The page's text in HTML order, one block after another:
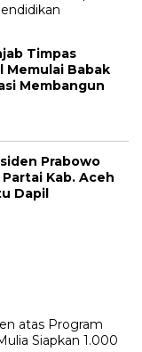
Timpas
Memulai Babak
Membangun
Prabowo
Kab. Aceh
Dapil